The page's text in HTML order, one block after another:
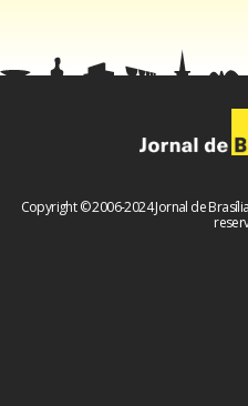
Copyright © 2006-2024 Jornal de